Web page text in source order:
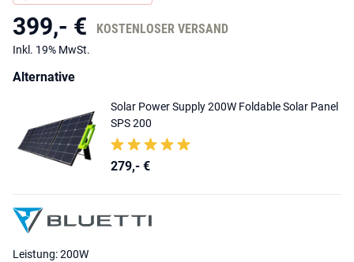
399,- € KOSTENLOSER VERSAND
Inkl. 19% MwSt.
Alternative
Solar Power Supply 200W Foldable Solar Panel
SPS 200
279,- €
Leistung: 200W